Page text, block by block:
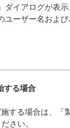
イアログが表
ーザー名およ
する場合
する場合は、「
さい。